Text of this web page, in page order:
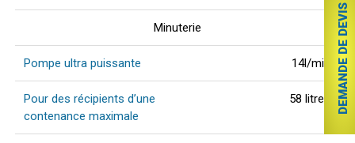
DEMANDE DE DEVIS
Minuterie
Pompe ultra puissante 14l/min
Pour des récipients d’une
contenance maximale
58 litres